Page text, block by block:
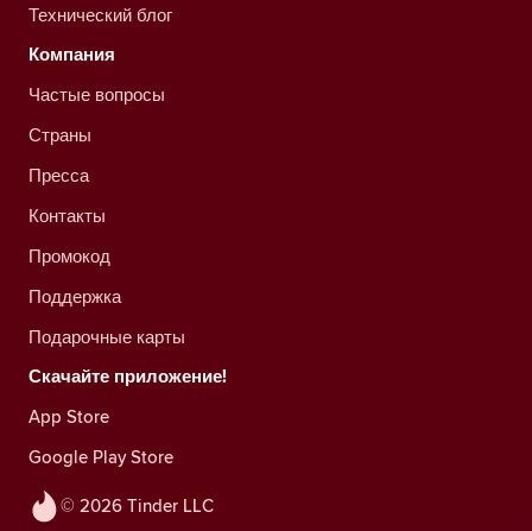
© 2026 Tinder LLC
Технический блог
Компания
Частые вопросы
Страны
Пресса
Контакты
Промокод
Поддержка
Подарочные карты
Скачайте приложение!
App Store
Google Play Store